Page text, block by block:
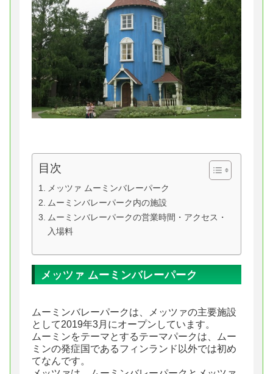
目次
メッツァ ムーミンバレーパーク
ムーミンバレーパーク内の施設
ムーミンバレーパークの営業時間・アクセス・
入場料
メッツァ ムーミンバレーパーク
ムーミンバレーパークは、メッツァの主要施設
として2019年3月にオープンしています。
ムーミンをテーマとするテーマパークは、ムー
ミンの発症国であるフィンランド以外では初め
てなんです。